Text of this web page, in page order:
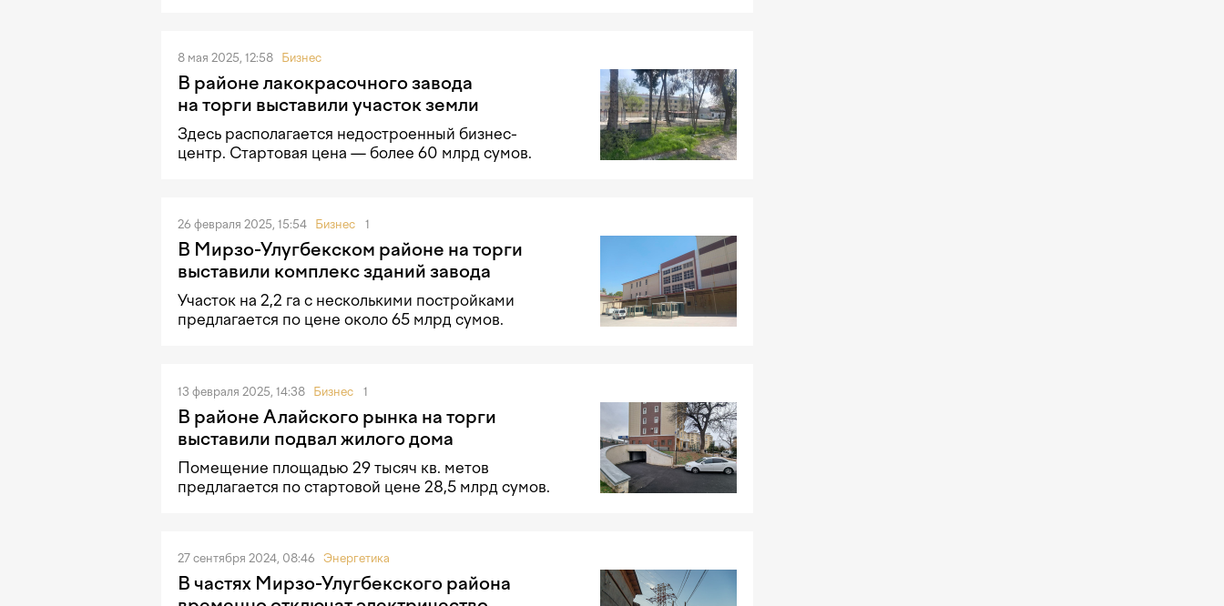
8 мая 2025, 12:58 Бизнес
В районе лакокрасочного завода
на торги выставили участок земли
Здесь располагается недостроенный бизнес-
центр. Стартовая цена — более 60 млрд сумов.
26 февраля 2025, 15:54 Бизнес 1
В Мирзо-Улугбекском районе на торги
выставили комплекс зданий завода
Участок на 2,2 га с несколькими постройками
предлагается по цене около 65 млрд сумов.
13 февраля 2025, 14:38 Бизнес 1
В районе Алайского рынка на торги
выставили подвал жилого дома
Помещение площадью 29 тысяч кв. метов
предлагается по стартовой цене 28,5 млрд сумов.
27 сентября 2024, 08:46 Энергетика
В частях Мирзо-Улугбекского района